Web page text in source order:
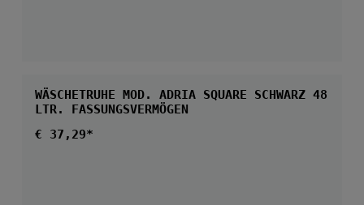
WÄSCHETRUHE MOD. ADRIA SQUARE SCHWARZ 48
LTR. FASSUNGSVERMÖGEN
Regulärer Preis:
€ 37,29*